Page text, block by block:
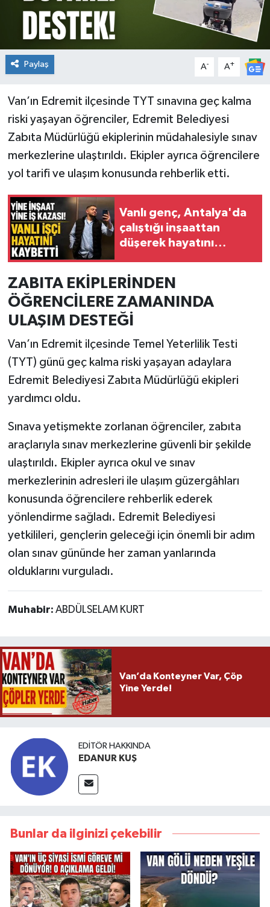
Paylaş A- A+
Van’ın Edremit ilçesinde TYT sınavına geç kalma
riski yaşayan öğrenciler, Edremit Belediyesi
Zabıta Müdürlüğü ekiplerinin müdahalesiyle sınav
merkezlerine ulaştırıldı. Ekipler ayrıca öğrencilere
yol tarifi ve ulaşım konusunda rehberlik etti.
Vanlı genç, Antalya'da
çalıştığı inşaattan
düşerek hayatını
ZABITA EKİPLERİNDEN
ÖĞRENCİLERE ZAMANINDA
ULAŞIM DESTEĞİ
Van’ın Edremit ilçesinde Temel Yeterlilik Testi
(TYT) günü geç kalma riski yaşayan adaylara
Edremit Belediyesi Zabıta Müdürlüğü ekipleri
yardımcı oldu.
Sınava yetişmekte zorlanan öğrenciler, zabıta
araçlarıyla sınav merkezlerine güvenli bir şekilde
ulaştırıldı. Ekipler ayrıca okul ve sınav
merkezlerinin adresleri ile ulaşım güzergâhları
konusunda öğrencilere rehberlik ederek
yönlendirme sağladı. Edremit Belediyesi
yetkilileri, gençlerin geleceği için önemli bir adım
olan sınav gününde her zaman yanlarında
olduklarını vurguladı.
Muhabir: ABDÜLSELAM KURT
Van’da Konteyner Var, Çöp
Yine Yerde!
EDITÖR HAKKINDA
EDANUR KUŞ
Bunlar da ilginizi çekebilir